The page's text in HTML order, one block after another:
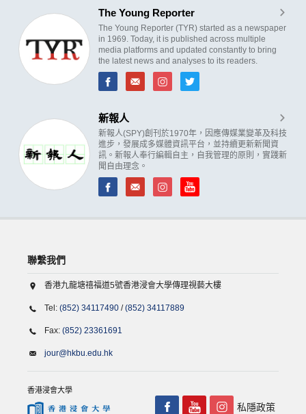
The Young Reporter
The Young Reporter (TYR) started as a newspaper
in 1969. Today, it is published across multiple
media platforms and updated constantly to bring
the latest news and analyses to its readers.
新報人
新報人(SPY)創刊於1970年，因應傳媒業變革及科技
進步，發展成多媒體資訊平台，並持續更新新聞資
訊。新報人奉行編輯自主，自我管理的原則，實踐新
聞自由理念。
聯繫我們
香港九龍塘禧福道5號香港浸會大學傳理視藝大樓
Tel: (852) 34117490 /(852) 34117889
Fax: (852) 23361691
jour@hkbu.edu.hk
香港浸會大學
私隱政策